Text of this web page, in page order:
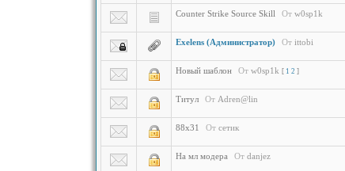
Counter Strike Source Skill От w0sp1k
Exelens (Администратор) От ittobi
Новый шаблон От w0sp1k [ 1 2 ]
Титул От Adren@lin
88х31 От сетик
На мл модера От danjez